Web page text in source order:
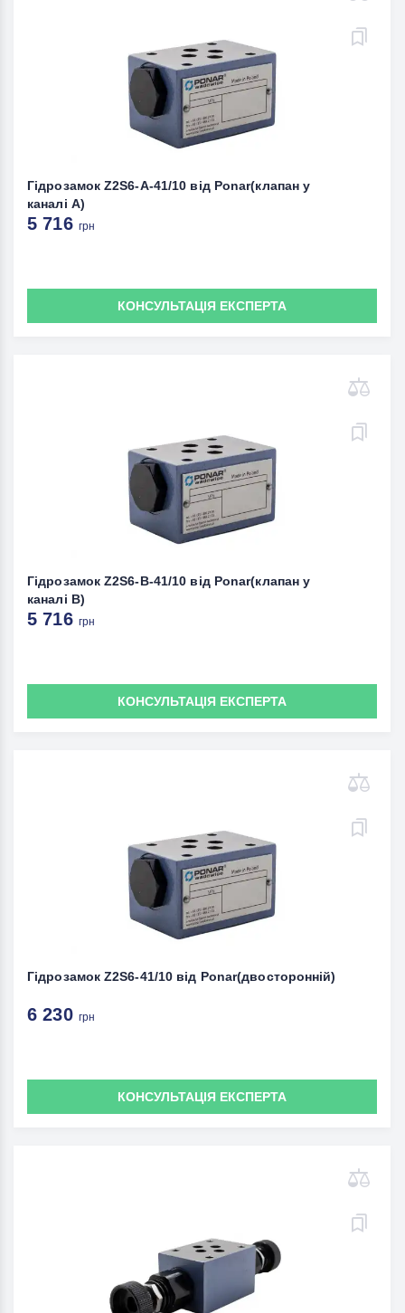
Гідрозамок Z2S6-A-41/10 від Ponar(клапан у
каналі А)
5 716 грн
КОНСУЛЬТАЦІЯ ЕКСПЕРТА
Гідрозамок Z2S6-B-41/10 від Ponar(клапан у
каналі В)
5 716 грн
КОНСУЛЬТАЦІЯ ЕКСПЕРТА
Гідрозамок Z2S6-41/10 від Ponar(двосторонній)
6 230 грн
КОНСУЛЬТАЦІЯ ЕКСПЕРТА